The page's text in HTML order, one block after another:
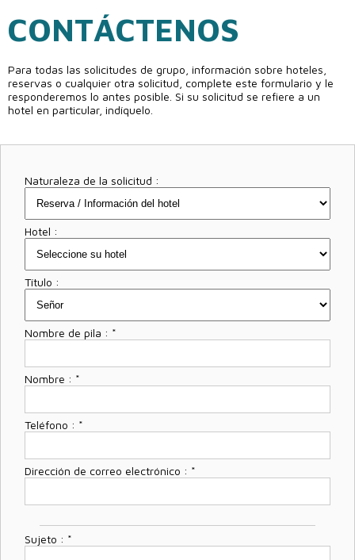
CONTÁCTENOS
Para todas las solicitudes de grupo, información sobre hoteles,
reservas o cualquier otra solicitud, complete este formulario y le
responderemos lo antes posible. Si su solicitud se refiere a un
hotel en particular, indíquelo.
Naturaleza de la solicitud :
Hotel :
Título :
Nombre de pila : *
Nombre : *
Teléfono : *
Dirección de correo electrónico : *
Sujeto : *